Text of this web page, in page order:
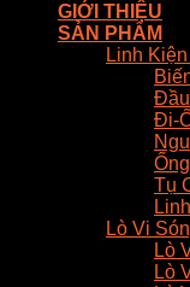
GIỚI THIỆU
SẢN PHẨM
Linh
Đi-
Tụ
Lò Vi
Lò
Lò